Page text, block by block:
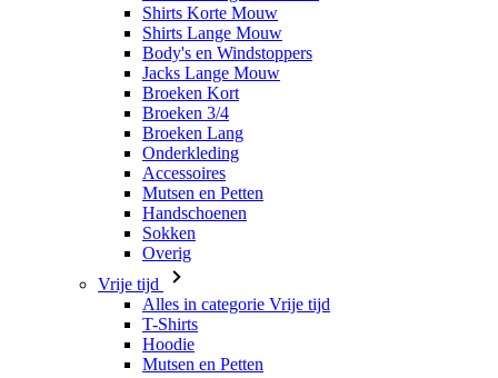
Broeken 3/4
Broeken Lang
Onderkleding
Accessoires
Mutsen en Petten
Handschoenen
Sokken
Overig
Vrije tijd
Alles in categorie Vrije tijd
T-Shirts
Hoodie
Mutsen en Petten
Triathlon
Alles in categorie Triathlon
Singlet
Snelpakken